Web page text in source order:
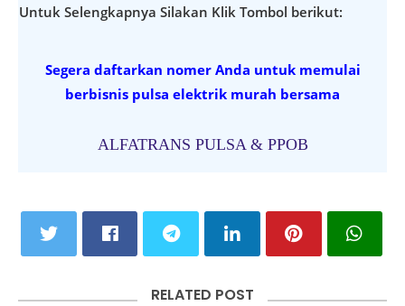
Untuk Selengkapnya Silakan Klik Tombol berikut:
Segera daftarkan nomer Anda untuk memulai
berbisnis pulsa elektrik murah bersama
ALFATRANS PULSA & PPOB
RELATED POST